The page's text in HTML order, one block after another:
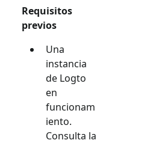
Requisitos
previos
Una
instancia
de Logto
en
funcionam
iento.
Consulta la